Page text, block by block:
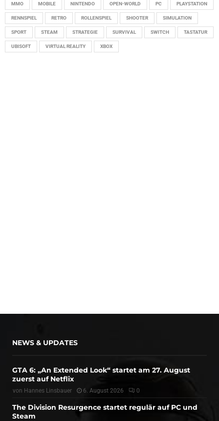
MMO MOBILE NINTENDO OPEN-WORLD PC PLAYSTATION
RENNSPIEL RETRO ROLLENSPIEL SHOOTER SIMULATION
SPORT STEAM STRATEGIE SURVIVAL SWITCH TASTATUR
UBISOFT VIRTUAL REALITY XBOX
NEWS & UPDATES
GTA 6: „An Extended Look“ startet am 27. August
zuerst auf Netflix
von Hannes Linsbauer 6. August 2026 0
The Division Resurgence startet regulär auf PC und
Steam